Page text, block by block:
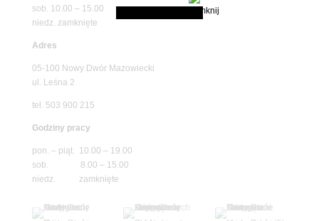
sob. 10.00 – 15.00
niedz. zamknięte
Adres
05-100 Nowy Dwór Mazowiecki
ul. Leśna 2
tel. 503 900 215
Godziny pracy
pon. – piąt. 10.00 – 19.00
sob. 8.00 – 15.00
niedz. zamknięte